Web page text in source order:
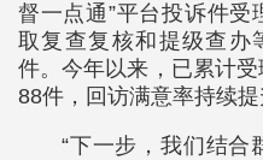
督一点通”平台投诉件
取复查复核和提级查办
件。今年以来，已累计
88件，回访满意率持续提
“下一步，我们结合